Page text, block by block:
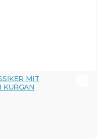
MIT R
R